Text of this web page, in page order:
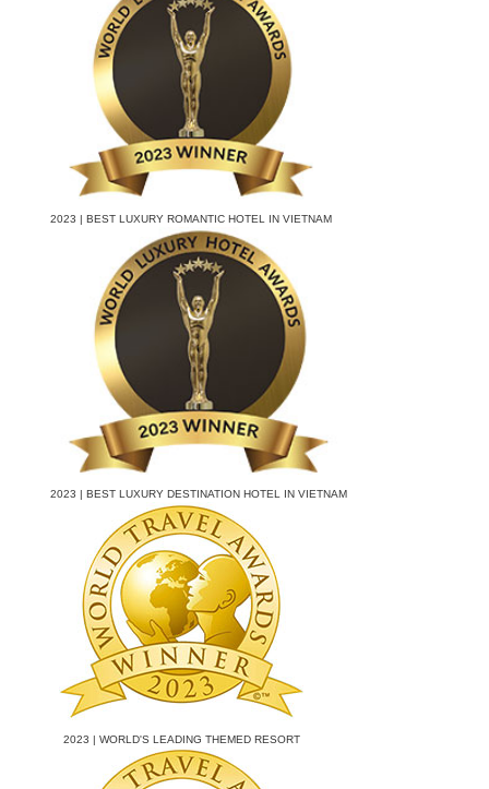
2023 | BEST LUXURY ROMANTIC HOTEL IN VIETNAM
2023 | BEST LUXURY DESTINATION HOTEL IN VIETNAM
2023 | WORLD'S LEADING THEMED RESORT